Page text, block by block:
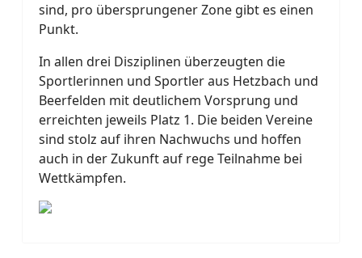
sind, pro übersprungener Zone gibt es einen
Punkt.
In allen drei Disziplinen überzeugten die
Sportlerinnen und Sportler aus Hetzbach und
Beerfelden mit deutlichem Vorsprung und
erreichten jeweils Platz 1. Die beiden Vereine
sind stolz auf ihren Nachwuchs und hoffen
auch in der Zukunft auf rege Teilnahme bei
Wettkämpfen.